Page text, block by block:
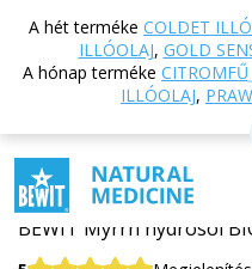
A hét terméke COLDET
ILLÓOLAJ, GOLD
A hónap terméke
ILLÓOLAJ,
Vissza a főoldalra
kozmetikumok
hidrolátum BIO
Mirha hidrolátum
100% TERMÉSZETES
BEWIT Myrrh hydrosol